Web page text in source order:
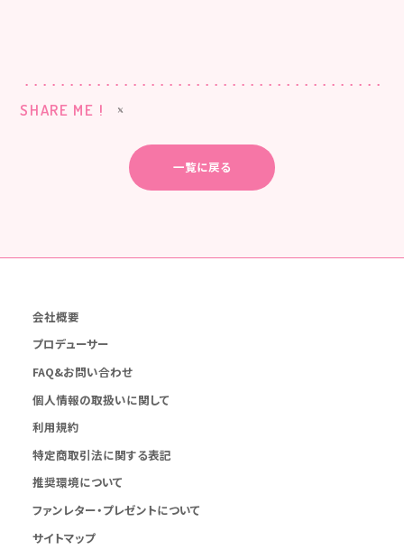
SHARE ME !
一覧に戻る
会社概要
プロデューサー
FAQ&お問い合わせ
個人情報の取扱いに関して
利用規約
特定商取引法に関する表記
推奨環境について
ファンレター・プレゼントについて
サイトマップ